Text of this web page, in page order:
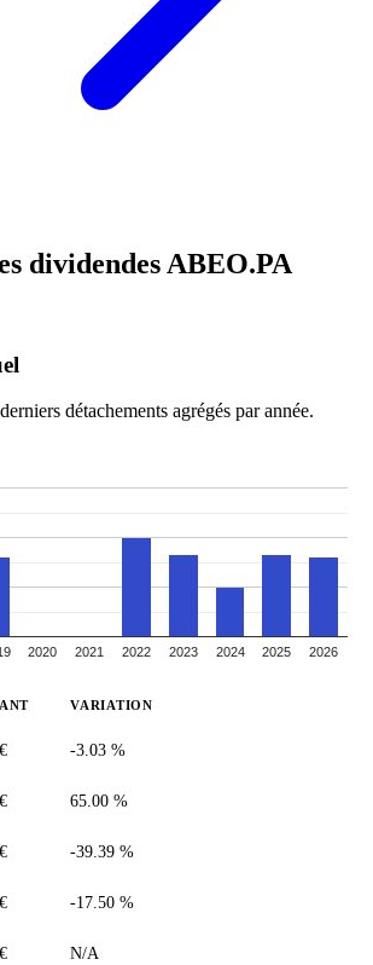
dividendes ABEO.PA
détachements agrégés par année.
2020 2021 2022 2023 2024 2025 2026
VARIATION
-3.03 %
65.00 %
-39.39 %
-17.50 %
N/A